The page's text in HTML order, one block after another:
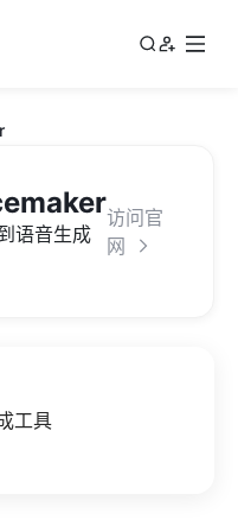
语音生成
访问官
网
工具